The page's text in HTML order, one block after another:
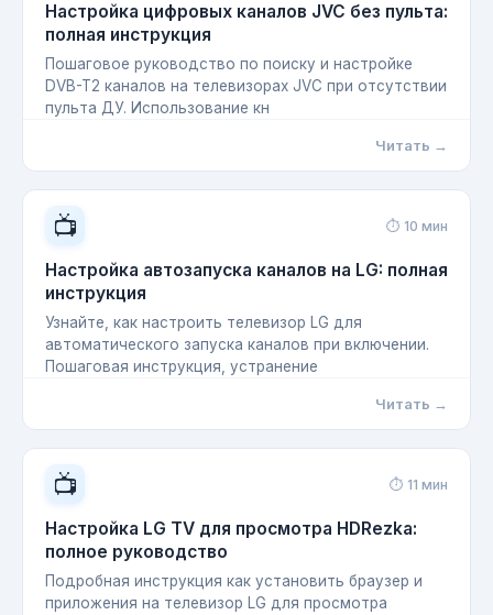
Настройка цифровых каналов JVC без пульта:
полная инструкция
Пошаговое руководство по поиску и настройке
DVB-T2 каналов на телевизорах JVC при отсутствии
пульта ДУ. Использование кн
Читать →
📺 ⏱ 10 мин
Настройка автозапуска каналов на LG: полная
инструкция
Узнайте, как настроить телевизор LG для
автоматического запуска каналов при включении.
Пошаговая инструкция, устранение
Читать →
📺 ⏱ 11 мин
Настройка LG TV для просмотра HDRezka:
полное руководство
Подробная инструкция как установить браузер и
приложения на телевизор LG для просмотра